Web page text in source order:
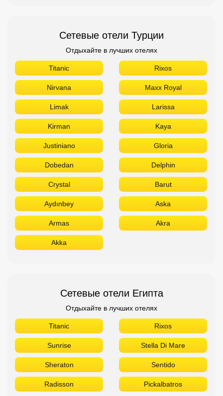
Сетевые отели Турции
Отдыхайте в лучших отелях
Titanic Rixos
Nirvana Maxx Royal
Limak Larissa
Kirman Kaya
Justiniano Gloria
Dobedan Delphin
Crystal Barut
Aydınbey Aska
Armas Akra
Akka
Сетевые отели Египта
Отдыхайте в лучших отелях
Titanic Rixos
Sunrise Stella Di Mare
Sheraton Sentido
Radisson Pickalbatros